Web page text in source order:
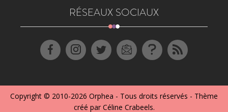
RÉSEAUX SOCIAUX
Copyright © 2010-2026 Orphea - Tous droits réservés - Thème
créé par Céline Crabeels.